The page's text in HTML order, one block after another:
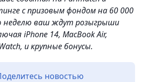
с призовым фондом на 60 000
неделю ваш ждут розыгрыши
iPhone 14, MacBook Air,
и крупные бонусы.
новостью